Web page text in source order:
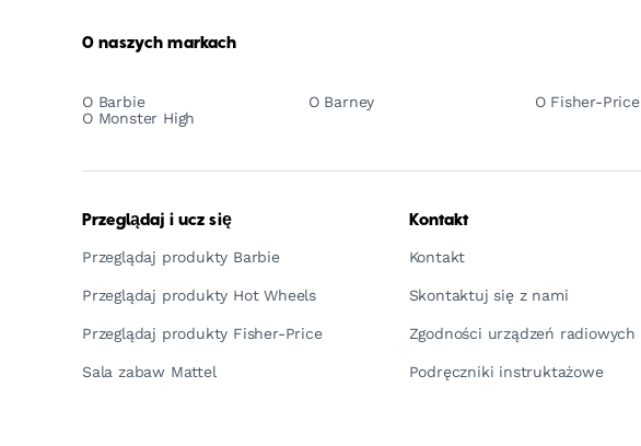
O naszych markach
O Barbie O Barney O Fisher-Price
O Monster High
Przeglądaj i ucz się
Przeglądaj produkty Barbie
Przeglądaj produkty Hot Wheels
Przeglądaj produkty Fisher-Price
Sala zabaw Mattel
Kontakt
Kontakt
Skontaktuj się z nami
Zgodności urządzeń radiowych
Podręczniki instruktażowe